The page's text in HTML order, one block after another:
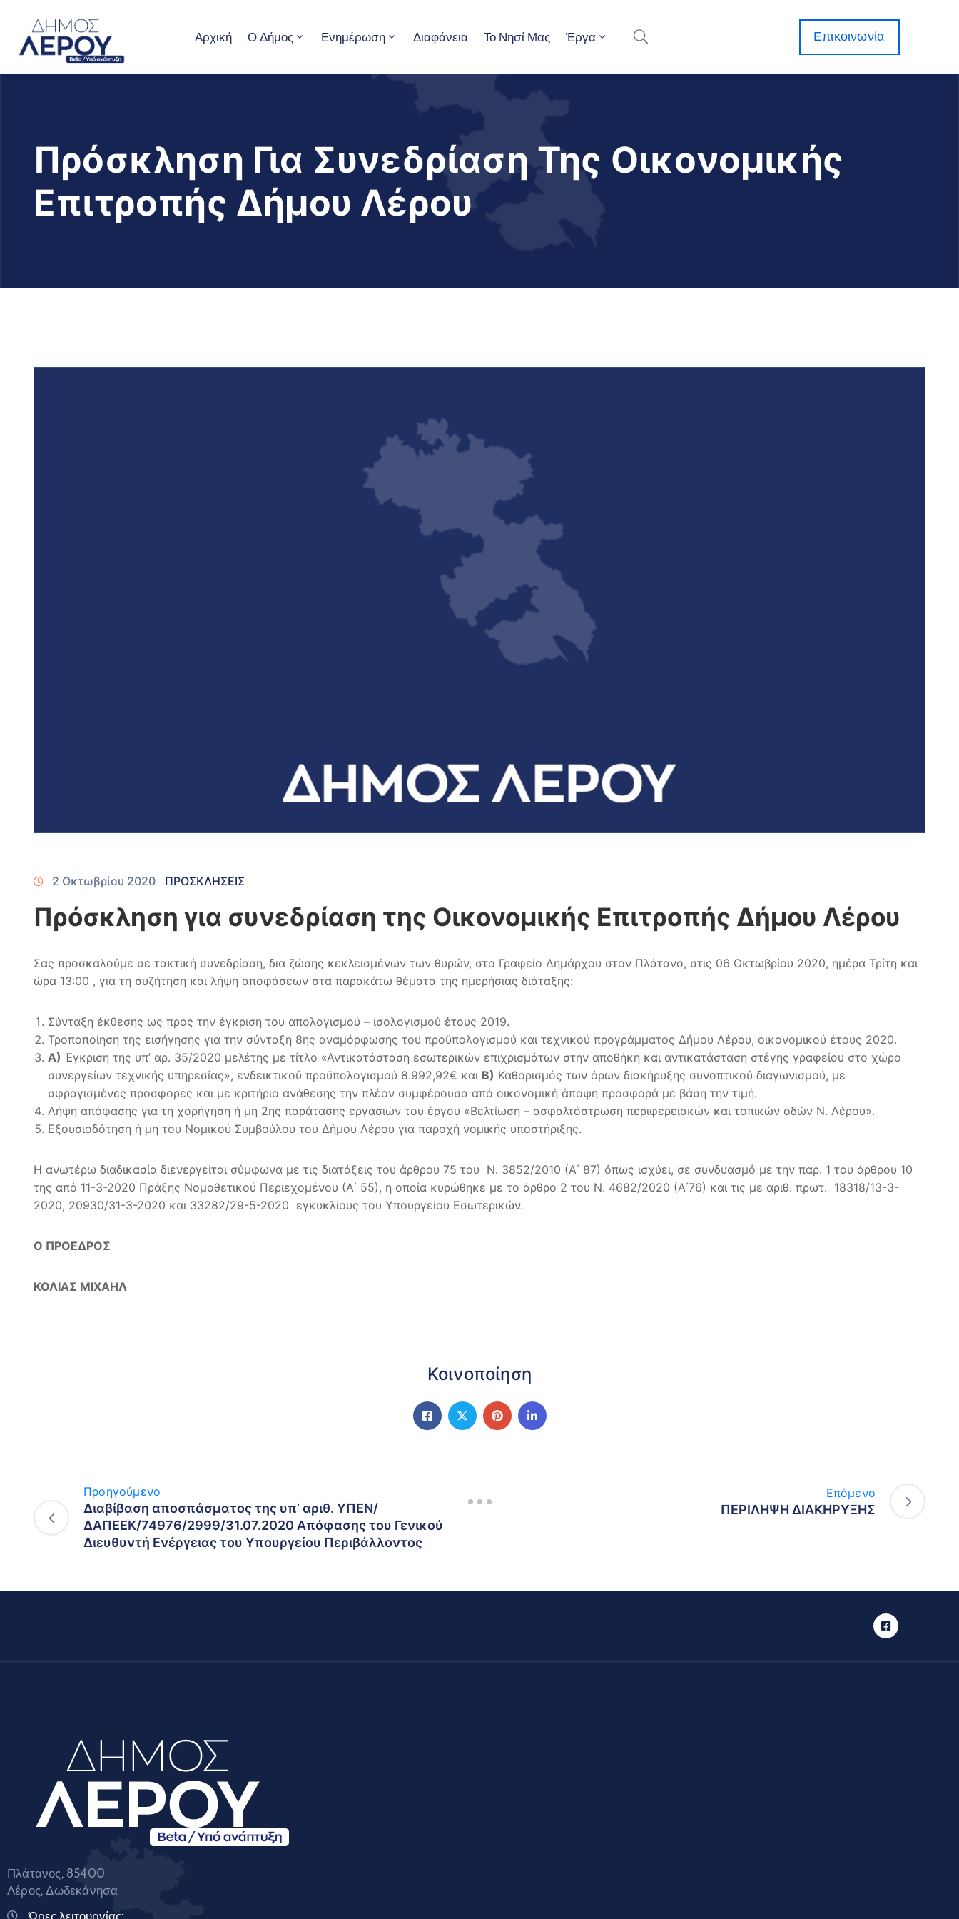
Αρχική Ο Δήμος Ενημέρωση Διαφάνεια Το Νησί Μας Έργα Επικοινωνία
Πρόσκληση Για Συνεδρίαση Της Οικονομικής
Επιτροπής Δήμου Λέρου
2 Οκτωβρίου 2020 ΠΡΟΣΚΛΗΣΕΙΣ
Πρόσκληση για συνεδρίαση της Οικονομικής Επιτροπής Δήμου Λέρου
Σας προσκαλούμε σε τακτική συνεδρίαση, δια ζώσης κεκλεισμένων των θυρών, στο Γραφείο Δημάρχου στον Πλάτανο, στις 06 Οκτωβρίου 2020, ημέρα Τρίτη και
ώρα 13:00 , για τη συζήτηση και λήψη αποφάσεων στα παρακάτω θέματα της ημερήσιας διάταξης:
Σύνταξη έκθεσης ως προς την έγκριση του απολογισμού – ισολογισμού έτους 2019.
Τροποποίηση της εισήγησης για την σύνταξη 8ης αναμόρφωσης του προϋπολογισμού και τεχνικού προγράμματος Δήμου Λέρου, οικονομικού έτους 2020.
Α) Έγκριση της υπ’ αρ. 35/2020 μελέτης με τίτλο «Αντικατάσταση εσωτερικών επιχρισμάτων στην αποθήκη και αντικατάσταση στέγης γραφείου στο χώρο
συνεργείων τεχνικής υπηρεσίας», ενδεικτικού προϋπολογισμού 8.992,92€ και Β) Καθορισμός των όρων διακήρυξης συνοπτικού διαγωνισμού, με
σφραγισμένες προσφορές και με κριτήριο ανάθεσης την πλέον συμφέρουσα από οικονομική άποψη προσφορά με βάση την τιμή.
Λήψη απόφασης για τη χορήγηση ή μη 2ης παράτασης εργασιών του έργου «Βελτίωση – ασφαλτόστρωση περιφερειακών και τοπικών οδών Ν. Λέρου».
Εξουσιοδότηση ή μη του Νομικού Συμβούλου του Δήμου Λέρου για παροχή νομικής υποστήριξης.
Η ανωτέρω διαδικασία διενεργείται σύμφωνα με τις διατάξεις του άρθρου 75 του Ν. 3852/2010 (Α΄ 87) όπως ισχύει, σε συνδυασμό με την παρ. 1 του άρθρου 10
της από 11-3-2020 Πράξης Νομοθετικού Περιεχομένου (Α΄ 55), η οποία κυρώθηκε με το άρθρο 2 του Ν. 4682/2020 (Α΄76) και τις με αριθ. πρωτ. 18318/13-3-
2020, 20930/31-3-2020 και 33282/29-5-2020 εγκυκλίους του Υπουργείου Εσωτερικών.
Ο ΠΡΟΕΔΡΟΣ
ΚΟΛΙΑΣ ΜΙΧΑΗΛ
Κοινοποίηση
Προηγούμενο
Διαβίβαση αποσπάσματος της υπ’ αριθ. ΥΠΕΝ/
ΔΑΠΕΕΚ/74976/2999/31.07.2020 Απόφασης του Γενικού
Διευθυντή Ενέργειας του Υπουργείου Περιβάλλοντος
Επόμενο
ΠΕΡΙΛΗΨΗ ΔΙΑΚΗΡΥΞΗΣ
Πλάτανος, 85400
Λέρος, Δωδεκάνησα